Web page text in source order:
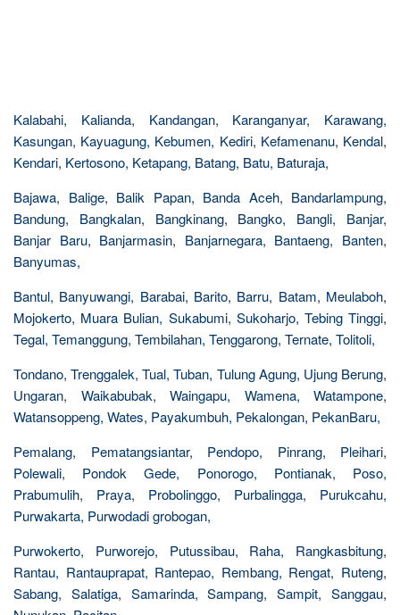
Kalabahi, Kalianda, Kandangan, Karanganyar, Karawang,
Kasungan, Kayuagung, Kebumen, Kediri, Kefamenanu, Kendal,
Kendari, Kertosono, Ketapang, Batang, Batu, Baturaja,
Bajawa, Balige, Balik Papan, Banda Aceh, Bandarlampung,
Bandung, Bangkalan, Bangkinang, Bangko, Bangli, Banjar,
Banjar Baru, Banjarmasin, Banjarnegara, Bantaeng, Banten,
Banyumas,
Bantul, Banyuwangi, Barabai, Barito, Barru, Batam, Meulaboh,
Mojokerto, Muara Bulian, Sukabumi, Sukoharjo, Tebing Tinggi,
Tegal, Temanggung, Tembilahan, Tenggarong, Ternate, Tolitoli,
Tondano, Trenggalek, Tual, Tuban, Tulung Agung, Ujung Berung,
Ungaran, Waikabubak, Waingapu, Wamena, Watampone,
Watansoppeng, Wates, Payakumbuh, Pekalongan, PekanBaru,
Pemalang, Pematangsiantar, Pendopo, Pinrang, Pleihari,
Polewali, Pondok Gede, Ponorogo, Pontianak, Poso,
Prabumulih, Praya, Probolinggo, Purbalingga, Purukcahu,
Purwakarta, Purwodadi grobogan,
Purwokerto, Purworejo, Putussibau, Raha, Rangkasbitung,
Rantau, Rantauprapat, Rantepao, Rembang, Rengat, Ruteng,
Sabang, Salatiga, Samarinda, Sampang, Sampit, Sanggau,